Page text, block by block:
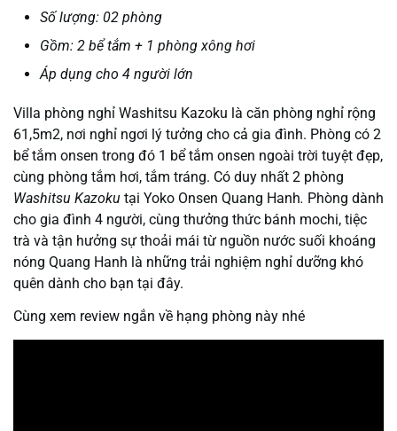
Số lượng: 02 phòng
Gồm: 2 bể tắm + 1 phòng xông hơi
Áp dụng cho 4 người lớn
Villa phòng nghỉ Washitsu Kazoku là căn phòng nghỉ rộng
61,5m2, nơi nghỉ ngơi lý tưởng cho cả gia đình. Phòng có 2
bể tắm onsen trong đó 1 bể tắm onsen ngoài trời tuyệt đẹp,
cùng phòng tắm hơi, tắm tráng. Có duy nhất 2 phòng
Washitsu Kazoku tại Yoko Onsen Quang Hanh. Phòng dành
cho gia đình 4 người, cùng thưởng thức bánh mochi, tiệc
trà và tận hưởng sự thoải mái từ nguồn nước suối khoáng
nóng Quang Hanh là những trải nghiệm nghỉ dưỡng khó
quên dành cho bạn tại đây.
Cùng xem review ngắn về hạng phòng này nhé